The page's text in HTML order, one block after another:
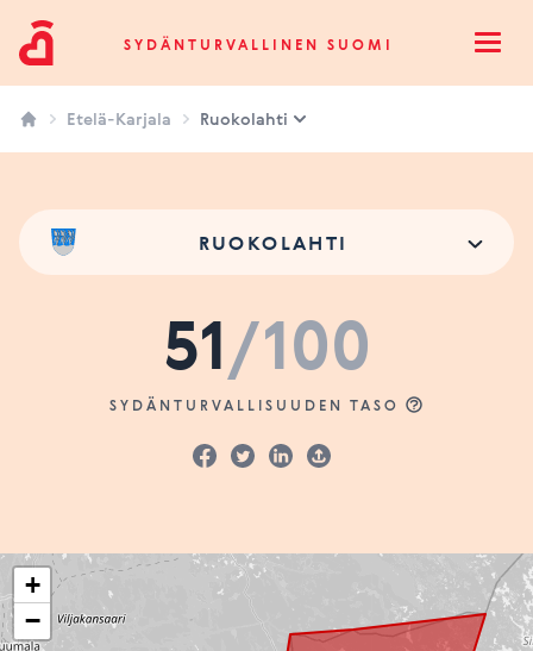
Sydänturvallinen SuomiSYDÄNTURVALLINEN SUOMI
Etelä-Karjala Ruokolahti
RUOKOLAHTI
51/100
SYDÄNTURVALLISUUDEN TASO
+
−